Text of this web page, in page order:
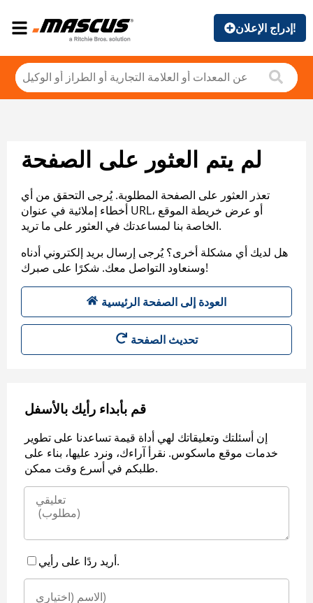
إدراج الإعلان!
لم يتم العثور على الصفحة
تعذر العثور على الصفحة المطلوبة. يُرجى التحقق من أي
أخطاء إملائية في عنوان URL، أو عرض خريطة الموقع
الخاصة بنا لمساعدتك في العثور على ما تريد.
هل لديك أي مشكلة أخرى؟ يُرجى إرسال بريد إلكتروني أدناه
وسنعاود التواصل معك. شكرًا على صبرك!
العودة إلى الصفحة الرئيسية
تحديث الصفحة
قم بأبداء رأيك بالأسفل
إن أسئلتك وتعليقاتك لهي أداة قيمة تساعدنا على تطوير
خدمات موقع ماسكوس. نقرأ آراءك، ونرد عليها، بناء على
طلبكم في أسرع وقت ممكن.
أريد ردًا على رأيي.